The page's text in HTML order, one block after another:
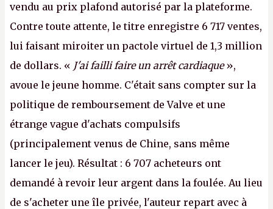
vendu au prix plafond autorisé par la plateforme.
Contre toute attente, le titre enregistre 6 717 ventes,
lui faisant miroiter un pactole virtuel de 1,3 million
de dollars. « J'ai failli faire un arrêt cardiaque»,
avoue le jeune homme. C'était sans compter sur la
politique de remboursement de Valve et une
étrange vague d'achats compulsifs
(principalement venus de Chine, sans même
lancer le jeu). Résultat : 6 707 acheteurs ont
demandé à revoir leur argent dans la foulée. Au lieu
de s'acheter une île privée, l'auteur repart avec à